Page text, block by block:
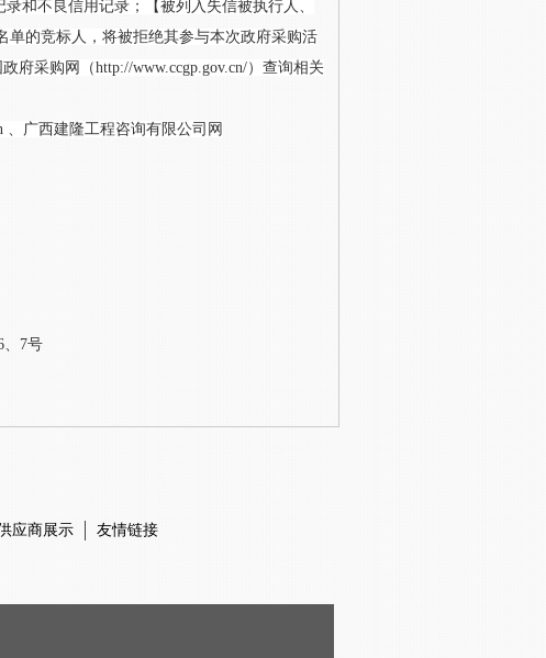
和不良信用记录；【被列入失信被执行人、
的竞标人，将被拒绝其参与本次政府采购活
府采购网（http://www.ccgp.gov.cn/）查询相关
、广西建隆工程咨询有限公司网
、7号
应商展示 友情链接